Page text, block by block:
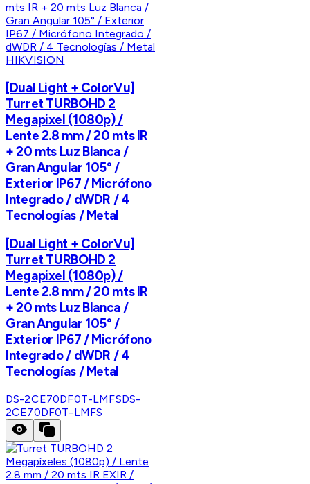
HIKVISION
[Dual Light + ColorVu]
Turret TURBOHD 2
Megapixel (1080p) /
Lente 2.8 mm / 20 mts IR
+ 20 mts Luz Blanca /
Gran Angular 105° /
Exterior IP67 / Micrófono
Integrado / dWDR / 4
Tecnologías / Metal
[Dual Light + ColorVu]
Turret TURBOHD 2
Megapixel (1080p) /
Lente 2.8 mm / 20 mts IR
+ 20 mts Luz Blanca /
Gran Angular 105° /
Exterior IP67 / Micrófono
Integrado / dWDR / 4
Tecnologías / Metal
DS-2CE70DF0T-LMFSDS-
2CE70DF0T-LMFS